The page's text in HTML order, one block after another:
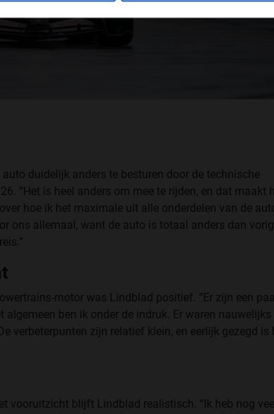
duidelijk anders te besturen door de technische
“Het is heel anders om mee te rijden, en dat maakt
hoe ik het maximale uit alle onderdelen van de
ons allemaal, want de auto is totaal anders dan
motor was Lindblad positief. “Er zijn een
algemeen ben ik onder de indruk. Er waren nauwelijks
verbeterpunten zijn relatief klein, en eerlijk gezegd is
vooruitzicht blijft Lindblad realistisch. “Ik heb nog